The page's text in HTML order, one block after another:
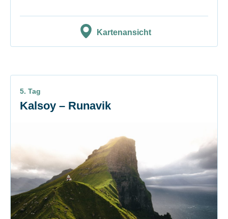
Kartenansicht
5. Tag
Kalsoy – Runavik